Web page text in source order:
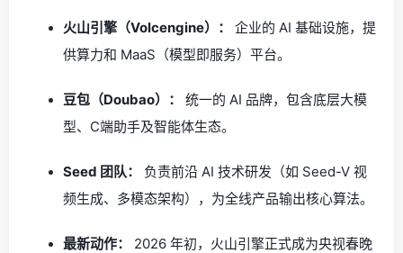
火山引擎（Volcengine）：
企业的 AI 基础设施，提
供算力和 MaaS（模型即服务）平台。
豆包（Doubao）：
统一的 AI 品牌，包含底层大模
型、C端助手及智能体生态。
Seed 团队：
负责前沿 AI 技术研发（如 Seed-V 视
频生成、多模态架构），为全线产品输出核心算法。
最新动作：
2026 年初，火山引擎正式成为央视春晚